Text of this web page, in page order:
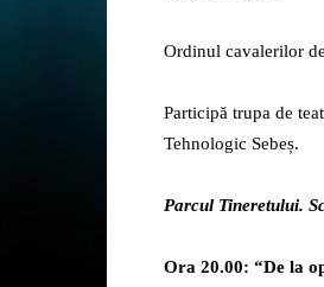
Ordinul cavalerilor
Participă trupa de
Tehnologic Sebeș.
Parcul Tineretului.
Ora 20.00: “De la